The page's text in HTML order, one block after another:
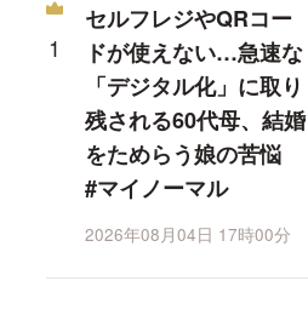
セルフレジやQRコー
ドが使えない…急速な
「デジタル化」に取り
残される60代母、結婚
をためらう娘の苦悩
#マイノーマル
2026年08月04日 17時00分